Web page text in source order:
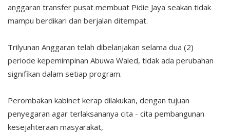
anggaran transfer pusat membuat Pidie Jaya seakan tidak
mampu berdikari dan berjalan ditempat.
Trilyunan Anggaran telah dibelanjakan selama dua (2)
periode kepemimpinan Abuwa Waled, tidak ada perubahan
signifikan dalam setiap program.
Perombakan kabinet kerap dilakukan, dengan tujuan
penyegaran agar terlaksananya cita - cita pembangunan
kesejahteraan masyarakat,